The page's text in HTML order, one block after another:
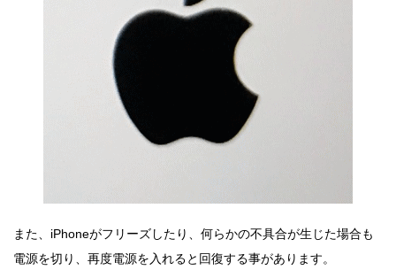
また、iPhoneがフリーズしたり、何らかの不具合が生じた場合も
電源を切り、再度電源を入れると回復する事があります。